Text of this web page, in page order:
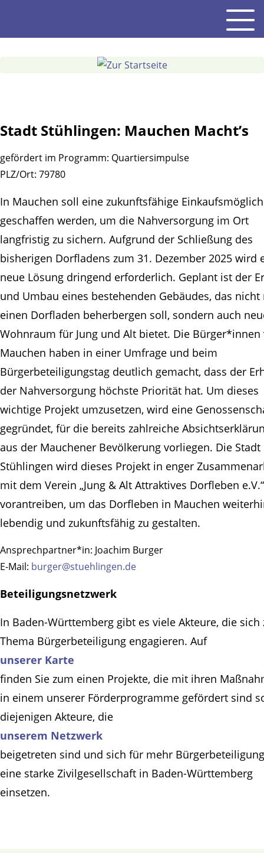
Inhalt
Stadt Stühlingen: Mauchen Macht’s
gefördert im Programm: Quartiersimpulse
PLZ/Ort: 79780
In Mauchen soll eine zukunftsfähige
geschaffen werden, um die Nahversorgung im Ort
langfristig zu sichern. Aufgrund der Schließung des
bisherigen Dorfladens zum 31. Dezember 2025 wird
neue Lösung dringend erforderlich. Geplant ist der
und Umbau eines bestehenden Gebäudes, das nicht
einen Dorfladen beherbergen soll, sondern auch
Wohnraum für Jung und Alt bietet. Die Bürger*innen
Mauchen haben in einer Umfrage und beim
Bürgerbeteiligungstag deutlich gemacht, dass der
der Nahversorgung höchste Priorität hat. Um dieses
wichtige Projekt umzusetzen, wird eine
gegründet, für die bereits zahlreiche
aus der Mauchener Bevölkerung vorliegen. Die Stadt
Stühlingen wird dieses Projekt in enger
mit dem Verein „Jung & Alt Attraktives Dorfleben e.V.“
vorantreiben, um das Dorfleben in Mauchen
lebendig und zukunftsfähig zu gestalten.
Ansprechpartner*in: Joachim Burger
E-Mail: burger@stuehlingen.de
Beteiligungsnetzwerk
In Baden-Württemberg gibt es viele Akteure, die sich
Thema Bürgerbeteiligung engagieren. Auf
unserer Karte
finden Sie zum einen Projekte, die mit ihren
in einem unserer Förderprogramme gefördert sind
diejenigen Akteure, die
unserem Netzwerk
beigetreten sind und sich für mehr
eine starke Zivilgesellschaft in Baden-Württemberg
einsetzen.